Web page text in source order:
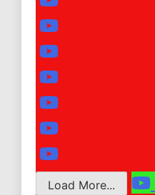
Load More...